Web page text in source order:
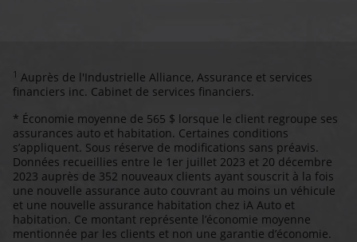
1 Auprès de l'Industrielle Alliance, Assurance et services
financiers inc. Cabinet de services financiers.
* Économie moyenne de 565 $ lorsque le client regroupe ses
assurances auto et habitation. Certaines conditions
s’appliquent. Sous réserve de modifications sans préavis.
Données recueillies entre le 1er juillet 2023 et 20 décembre
2023 auprès de 352 nouveaux clients ayant souscrit à la fois
une nouvelle assurance auto couvrant au moins un véhicule
et une nouvelle assurance habitation chez iA Auto et
habitation. Ce montant représente l’économie moyenne
mentionnée par les clients et non une garantie d’économie.